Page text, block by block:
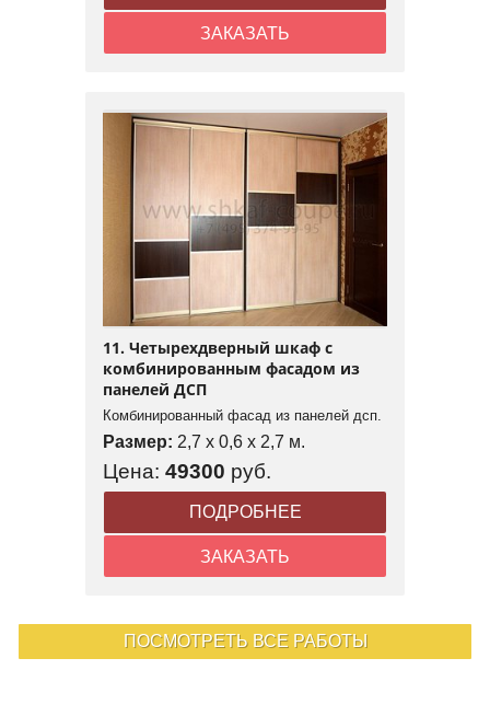
ЗАКАЗАТЬ
11. Четырехдверный шкаф с
комбинированным фасадом из
панелей ДСП
Комбинированный фасад из панелей дсп.
Размер: 2,7 x 0,6 x 2,7 м.
Цена: 49300 руб.
ПОДРОБНЕЕ
ЗАКАЗАТЬ
ПОСМОТРЕТЬ ВСЕ РАБОТЫ